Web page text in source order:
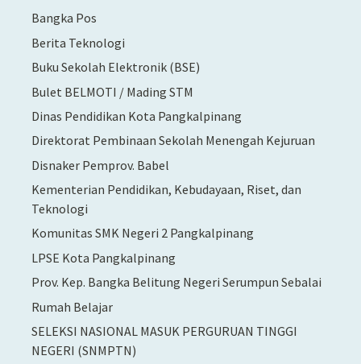
Bangka Pos
Berita Teknologi
Buku Sekolah Elektronik (BSE)
Bulet BELMOTI / Mading STM
Dinas Pendidikan Kota Pangkalpinang
Direktorat Pembinaan Sekolah Menengah Kejuruan
Disnaker Pemprov. Babel
Kementerian Pendidikan, Kebudayaan, Riset, dan
Teknologi
Komunitas SMK Negeri 2 Pangkalpinang
LPSE Kota Pangkalpinang
Prov. Kep. Bangka Belitung Negeri Serumpun Sebalai
Rumah Belajar
SELEKSI NASIONAL MASUK PERGURUAN TINGGI
NEGERI (SNMPTN)